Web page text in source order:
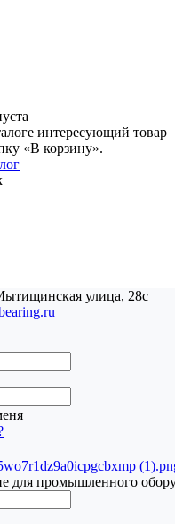
интересующий товар
«В корзину».
улица, 28с
для промышленного